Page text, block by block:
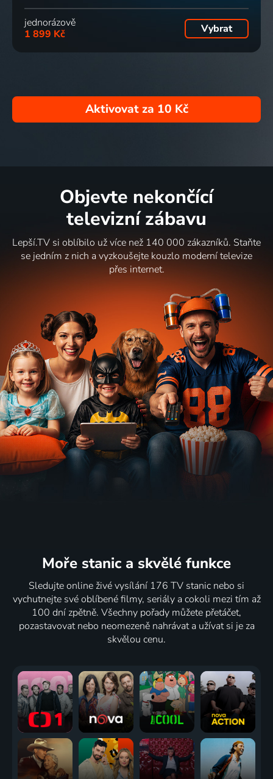
jednorázově
1 899 Kč
Vybrat
Aktivovat za 10 Kč
Objevte nekončící
televizní zábavu
Lepší.TV si oblíbilo už více než 140 000 zákazníků. Staňte
se jedním z nich a vyzkoušejte kouzlo moderní televize
přes internet.
Moře stanic a skvělé funkce
Sledujte online živé vysílání 176 TV stanic nebo si
vychutnejte své oblíbené filmy, seriály a cokoli mezi tím až
100 dní zpětně. Všechny pořady můžete přetáčet,
pozastavovat nebo neomezeně nahrávat a užívat si je za
skvělou cenu.